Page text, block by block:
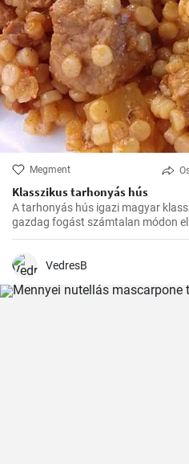
Megment
Klasszikus tarhonyás hús
A tarhonyás hús igazi magyar
gazdag fogást számtalan módon
húsokat, a zöldségeket ízlés
VedresB